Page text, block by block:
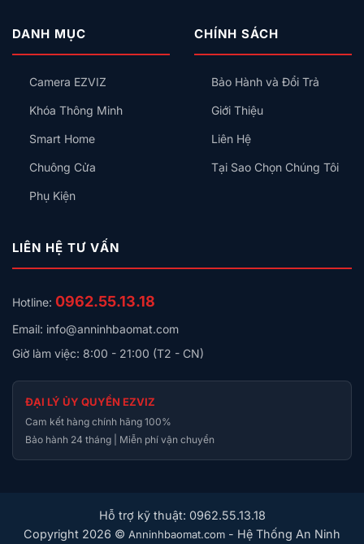
DANH MỤC
Camera EZVIZ
Khóa Thông Minh
Smart Home
Chuông Cửa
Phụ Kiện
CHÍNH SÁCH
Bảo Hành và Đổi Trả
Giới Thiệu
Liên Hệ
Tại Sao Chọn Chúng Tôi
LIÊN HỆ TƯ VẤN
Hotline: 0962.55.13.18
Email: info@anninhbaomat.com
Giờ làm việc: 8:00 - 21:00 (T2 - CN)
ĐẠI LÝ ỦY QUYỀN EZVIZ
Cam kết hàng chính hãng 100%
Bảo hành 24 tháng | Miễn phí vận chuyển
Hỗ trợ kỹ thuật: 0962.55.13.18
Copyright 2026 © Anninhbaomat.com - Hệ Thống An Ninh